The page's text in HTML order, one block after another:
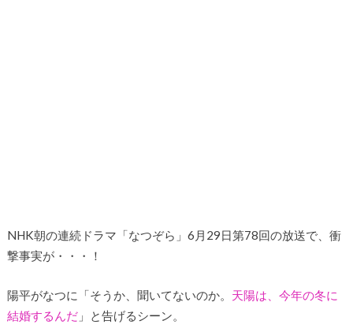
NHK朝の連続ドラマ「なつぞら」6月29日第78回の放送で、衝
撃事実が・・・！
陽平がなつに「そうか、聞いてないのか。 天陽は、今年の冬に
結婚するんだ」と告げるシーン。